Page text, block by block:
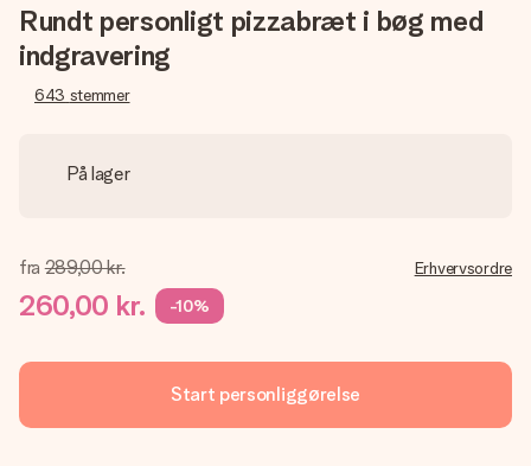
Rundt personligt pizzabræt i bøg med
indgravering
643 stemmer
På lager
fra 289,00 kr.
260,00 kr. -10%
Erhvervsordre
Start personliggørelse